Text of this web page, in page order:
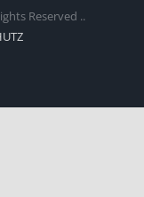
Reserved ..